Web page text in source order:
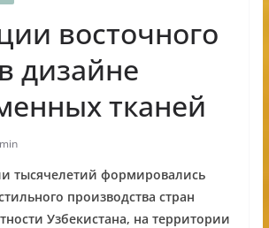
восточного
дизайне
тканей
тысячелетий формировались
производства стран
Узбекистана, на территории